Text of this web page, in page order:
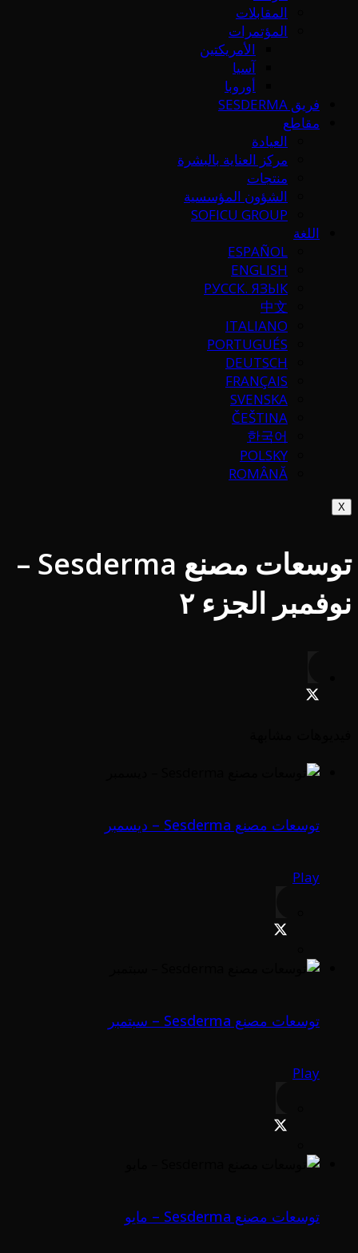
المقابلات
المؤتمرات
الأمريكتين
آسيا
أوروبا
فريق SESDERMA
مقاطع
العيادة
مركز العناية بالبشرة
منتجات
الشؤون المؤسسية
SOFICU GROUP
اللغة
ESPAÑOL
ENGLISH
РУССК. ЯЗЫК
中文
ITALIANO
PORTUGUÉS
DEUTSCH
FRANÇAIS
SVENSKA
ČEŠTINA
한국어
POLSKY
ROMÂNĂ
X
توسعات مصنع Sesderma –
نوفمبر الجزء ٢
توسعات مصنع Sesderma – ديسمبر
Play
توسعات مصنع Sesderma – سبتمبر
Play
توسعات مصنع Sesderma – مايو